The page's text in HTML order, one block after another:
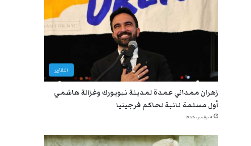
التقارير
زهران ممداني عمدة لمدينة نيويورك وغزالة هاشمي
أول مسلمة نائبة لحاكم فرجينيا
4 نوفمبر، 2025